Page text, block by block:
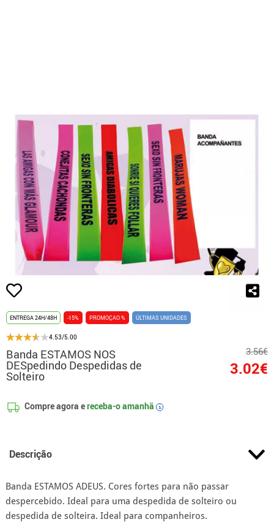
ENTREGA 24H/48H -15% PROMOÇAO % ÚLTIMAS UNIDADES
4.53/5.00
Banda ESTAMOS NOS
DESpedindo Despedidas de
Solteiro
3.56€
3.02€
Compre agora ereceba-o amanhã i
Descrição
Banda ESTAMOS ADEUS. Cores fortes para não passar
despercebido. Ideal para uma despedida de solteiro ou
despedida de solteira. Ideal para companheiros.